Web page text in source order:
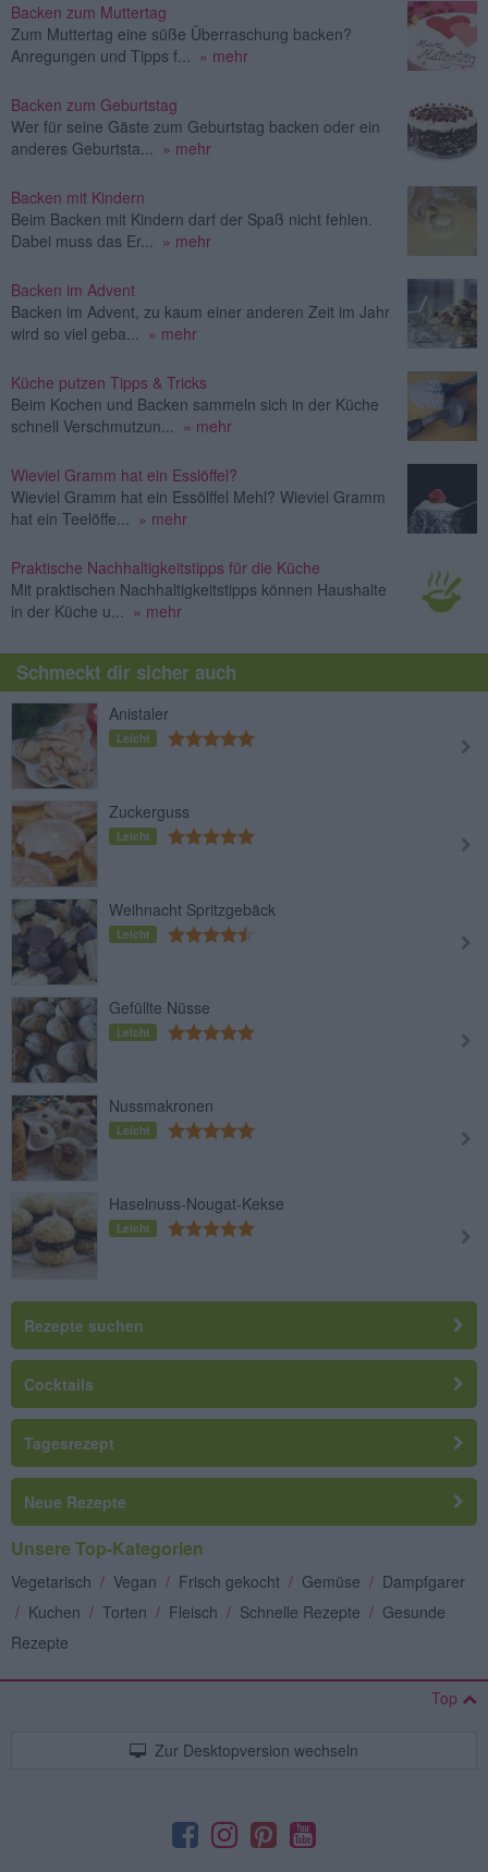
Backen zum Muttertag
Zum Muttertag eine süße Überraschung backen?
Anregungen und Tipps f... » mehr
Backen zum Geburtstag
Wer für seine Gäste zum Geburtstag backen oder ein
anderes Geburtsta... » mehr
Backen mit Kindern
Beim Backen mit Kindern darf der Spaß nicht fehlen.
Dabei muss das Er... » mehr
Backen im Advent
Backen im Advent, zu kaum einer anderen Zeit im Jahr
wird so viel geba... » mehr
Küche putzen Tipps & Tricks
Beim Kochen und Backen sammeln sich in der Küche
schnell Verschmutzun... » mehr
Wieviel Gramm hat ein Esslöffel?
Wieviel Gramm hat ein Essölffel Mehl? Wieviel Gramm
hat ein Teelöffe... » mehr
Praktische Nachhaltigkeitstipps für die Küche
Mit praktischen Nachhaltigkeitstipps können Haushalte
in der Küche u... » mehr
Schmeckt dir sicher auch
Anistaler
Leicht
Zuckerguss
Leicht
Weihnacht Spritzgebäck
Leicht
Gefüllte Nüsse
Leicht
Nussmakronen
Leicht
Haselnuss-Nougat-Kekse
Leicht
Rezepte suchen
Cocktails
Tagesrezept
Neue Rezepte
Unsere Top-Kategorien
Vegetarisch / Vegan / Frisch gekocht / Gemüse / Dampfgarer
/ Kuchen / Torten / Fleisch / Schnelle Rezepte / Gesunde
Rezepte
Top
Zur Desktopversion wechseln